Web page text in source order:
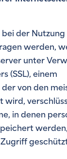
der
werden,
unter
(SSL), einem
von den
wird,
in denen